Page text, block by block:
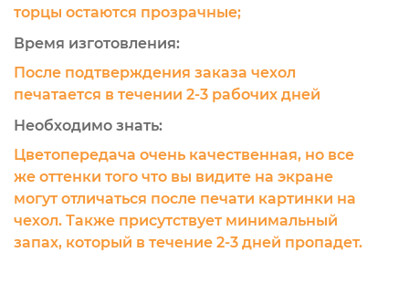
торцы остаются прозрачные;
Время изготовления:
После подтверждения заказа чехол
печатается в течении 2-3 рабочих дней
Необходимо знать:
Цветопередача очень качественная, но все
же оттенки того что вы видите на экране
могут отличаться после печати картинки на
чехол. Также присутствует минимальный
запах, который в течение 2-3 дней пропадет.